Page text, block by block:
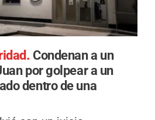
Condenan a un
por golpear a un
dentro de una